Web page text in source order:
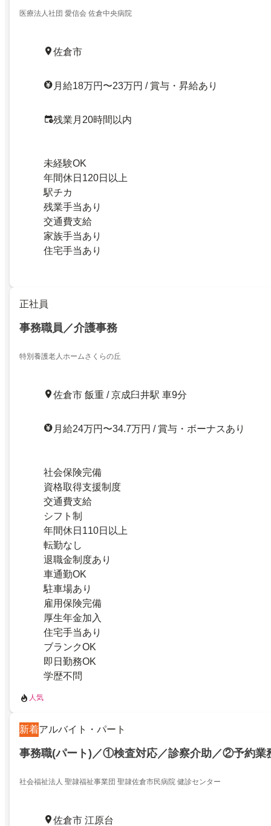
医療法人社団 愛信会 佐倉中央病院
佐倉市
月給18万円〜23万円 / 賞与・昇給あり
残業月20時間以内
未経験OK
年間休日120日以上
駅チカ
残業手当あり
交通費支給
家族手当あり
住宅手当あり
正社員
事務職員／介護事務
特別養護老人ホームさくらの丘
佐倉市 飯重 / 京成臼井駅 車9分
月給24万円〜34.7万円 / 賞与・ボーナスあり
社会保険完備
資格取得支援制度
交通費支給
シフト制
年間休日110日以上
転勤なし
退職金制度あり
車通勤OK
駐車場あり
雇用保険完備
厚生年金加入
住宅手当あり
ブランクOK
即日勤務OK
学歴不問
人気
新着アルバイト・パート
事務職(パート)／①検査対応／診察介助／②予約業
社会福祉法人 聖隷福祉事業団 聖隷佐倉市民病院 健診センター
佐倉市 江原台